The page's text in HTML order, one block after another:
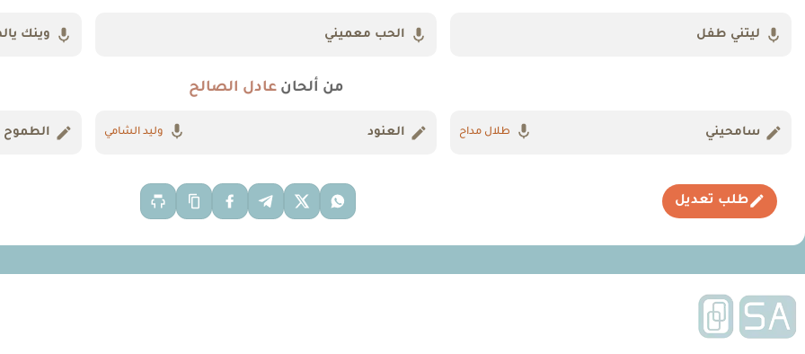
ليتني طفل الحب معميني وينك
من ألحانعادل الصالح
سامحيني طلال مداح العنود وليد الشامي الطموح
طلب تعديل